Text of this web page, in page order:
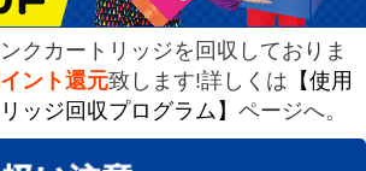
クカートリッジを回収しておりま
ント還元致します!詳しくは 【使用
ッジ回収プログラム】 ページへ。